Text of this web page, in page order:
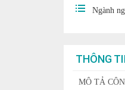
Ngành
THÔNG
MÔ TẢ